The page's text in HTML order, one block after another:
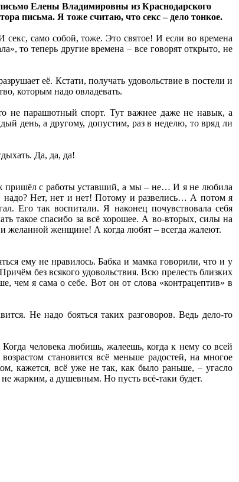
Елены Владимировны из Краснодарского
письма. Я тоже считаю, что секс – дело тонкое.
само собой, тоже. Это святое! И если во времена
то теперь другие времена – все говорят открыто, не
её. Кстати, получать удовольствие в постели и
которым надо овладевать.
не парашютный спорт. Тут важнее даже не навык, а
день, а другому, допустим, раз в неделю, то вряд ли
Да, да, да!
пришёл с работы уставший, а мы – не… И я не любила
надо? Нет, нет и нет! Потому и развелись… А потом я
Его так воспитали. Я наконец почувствовала себя
такое спасибо за всё хорошее. А во-вторых, силы на
желанной женщине! А когда любят – всегда жалеют.
ему не нравилось. Бабка и мамка говорили, что и у
без всякого удовольствия. Всю прелесть близких
чем я сама о себе. Вот он от слова «контрацептив» в
Не надо бояться таких разговоров. Ведь дело-то
человека любишь, жалеешь, когда к нему со всей
становится всё меньше радостей, на многое
кажется, всё уже не так, как было раньше, – угасло
жарким, а душевным. Но пусть всё-таки будет.